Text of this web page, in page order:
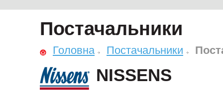
Постачальники
Головна Постачальники
NISSENS